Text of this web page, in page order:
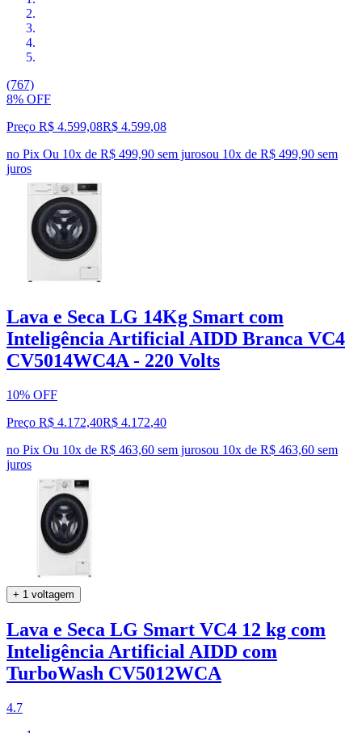
(767)
8% OFF
Preço R$ 4.599,08R$ 4.599,08
no Pix Ou 10x de R$ 499,90 sem jurosou 10x de R$ 499,90 sem
juros
Lava e Seca LG 14Kg Smart com
Inteligência Artificial AIDD Branca VC4
CV5014WC4A - 220 Volts
10% OFF
Preço R$ 4.172,40R$ 4.172,40
no Pix Ou 10x de R$ 463,60 sem jurosou 10x de R$ 463,60 sem
juros
+ 1 voltagem
Lava e Seca LG Smart VC4 12 kg com
Inteligência Artificial AIDD com
TurboWash CV5012WCA
4.7